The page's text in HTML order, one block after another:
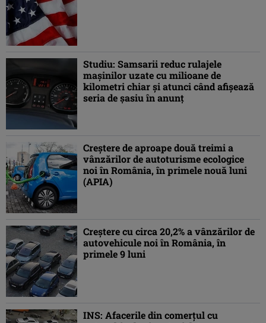
Studiu: Samsarii reduc rulajele
maşinilor uzate cu milioane de
kilometri chiar şi atunci când afişează
seria de şasiu în anunţ
Creştere de aproape două treimi a
vânzărilor de autoturisme ecologice
noi în România, în primele nouă luni
(APIA)
Creştere cu circa 20,2% a vânzărilor de
autovehicule noi în România, în
primele 9 luni
INS: Afacerile din comerţul cu